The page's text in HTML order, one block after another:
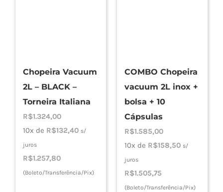
Chopeira Vacuum
2L – BLACK –
Torneira Italiana
R$1.324,00
10x de R$132,40 s/
juros
R$1.257,80
(Boleto/Transferência/Pix)
COMBO Chopeira
vacuum 2L inox +
bolsa + 10
Cápsulas
R$1.585,00
10x de R$158,50 s/
juros
R$1.505,75
(Boleto/Transferência/Pix)